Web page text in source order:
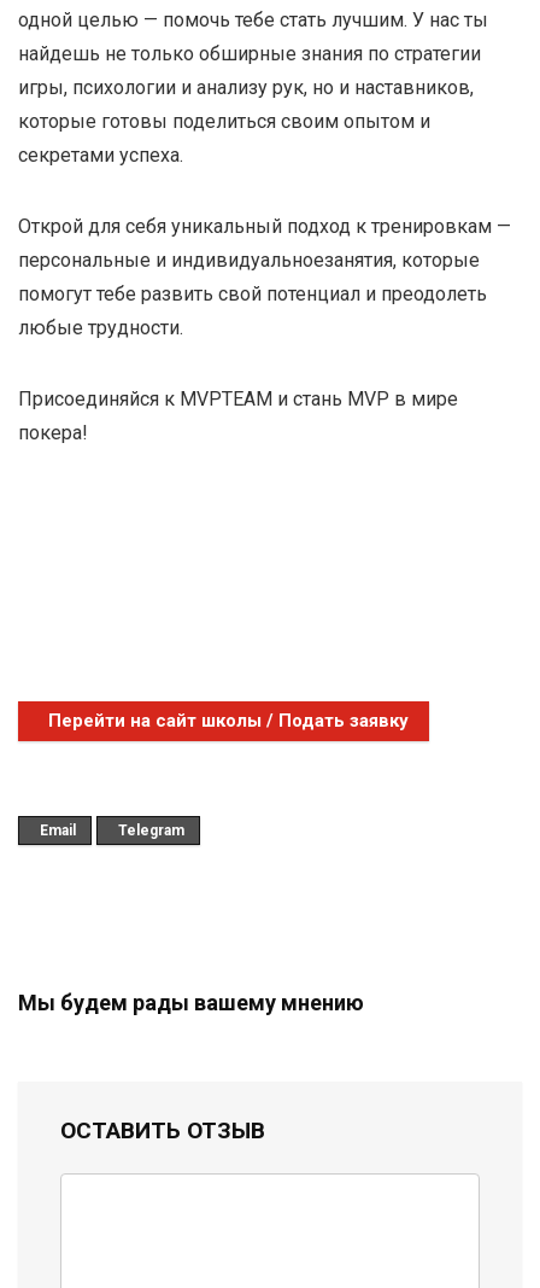
одной целью — помочь тебе стать лучшим. У нас ты
найдешь не только обширные знания по стратегии
игры, психологии и анализу рук, но и наставников,
которые готовы поделиться своим опытом и
секретами успеха.
Открой для себя уникальный подход к тренировкам —
персональные и индивидуальноезанятия, которые
помогут тебе развить свой потенциал и преодолеть
любые трудности.
Присоединяйся к MVPTEAM и стань MVP в мире
покера!
Перейти на сайт школы / Подать заявку
Email Telegram
Мы будем рады вашему мнению
ОСТАВИТЬ ОТЗЫВ